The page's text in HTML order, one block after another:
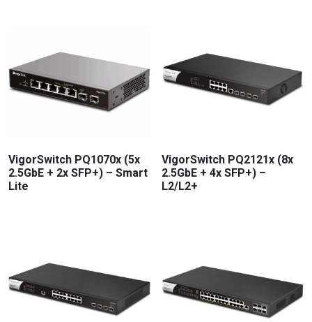
VigorSwitch PQ1070x (5x
2.5GbE + 2x SFP+) – Smart
Lite
VigorSwitch PQ2121x (8x
2.5GbE + 4x SFP+) –
L2/L2+